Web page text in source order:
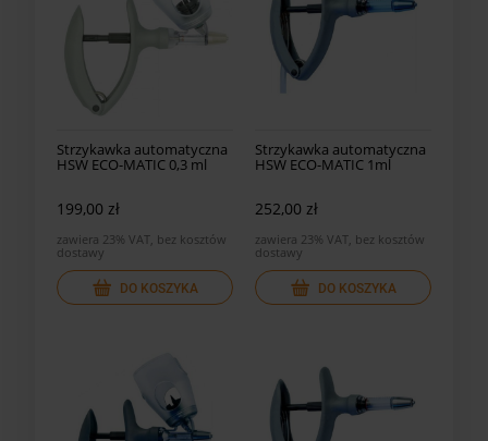
Strzykawka automatyczna
HSW ECO-MATIC 0,3 ml
199,00 zł
zawiera 23% VAT, bez kosztów
dostawy
DO KOSZYKA
Strzykawka automatyczna
HSW ECO-MATIC 1ml
252,00 zł
zawiera 23% VAT, bez kosztów
dostawy
DO KOSZYKA